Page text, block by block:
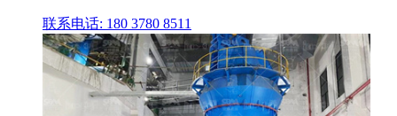
联系电话: 180 3780 8511